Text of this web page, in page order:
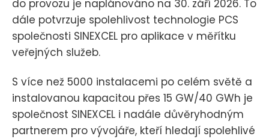
do provozu je naplánováno na 30. září 2026. To
dále potvrzuje spolehlivost technologie PCS
společnosti SINEXCEL pro aplikace v měřítku
veřejných služeb.
S více než 5000 instalacemi po celém světě a
instalovanou kapacitou přes 15 GW/40 GWh je
společnost SINEXCEL i nadále důvěryhodným
partnerem pro vývojáře, kteří hledají spolehlivé